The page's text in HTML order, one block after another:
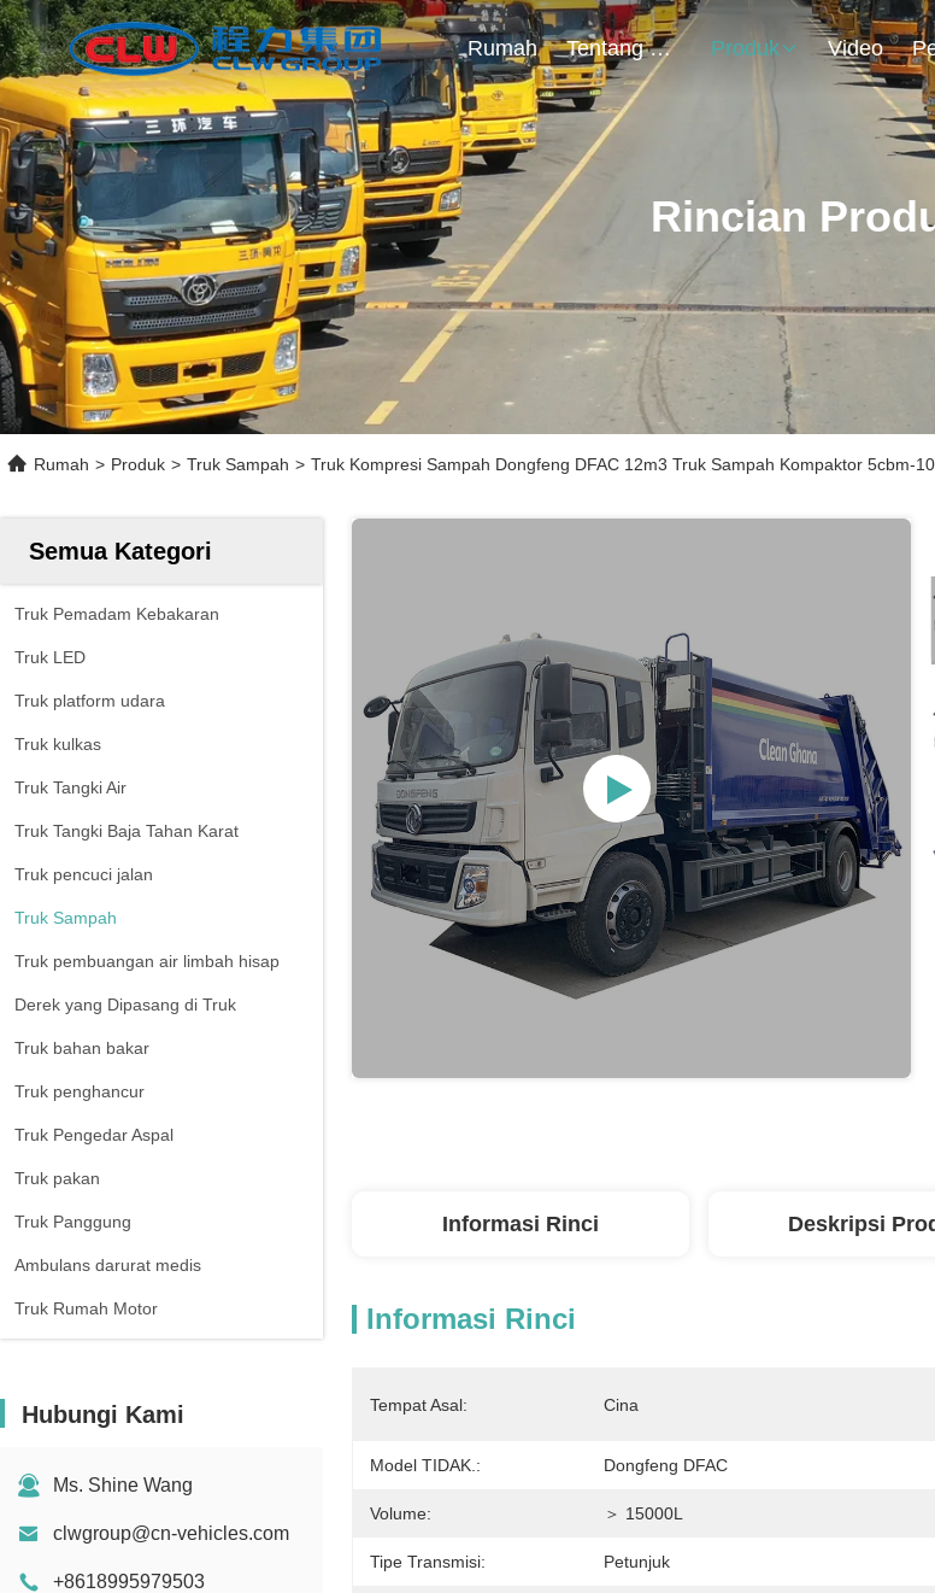
Rumah Tentang Kami Produk Video
Rincian
Rumah > Produk > Truk Sampah > Truk Kompresi Sampah Dongfeng DFAC 12m3 Truk Sampah Kompaktor 5cbm-
Semua Kategori
Truk Pemadam Kebakaran
Truk LED
Truk platform udara
Truk kulkas
Truk Tangki Air
Truk Tangki Baja Tahan Karat
Truk pencuci jalan
Truk Sampah
Truk pembuangan air limbah hisap
Derek yang Dipasang di Truk
Truk bahan bakar
Truk penghancur
Truk Pengedar Aspal
Truk pakan
Truk Panggung
Ambulans darurat medis
Truk Rumah Motor
Hubungi Kami
Ms. Shine Wang
clwgroup@cn-vehicles.com
+8618995979503
Informasi Rinci Deskripsi
Informasi Rinci
Tempat Asal: Cina
Model TIDAK.: Dongfeng DFAC
Volume: ＞ 15000L
Tipe Transmisi: Petunjuk